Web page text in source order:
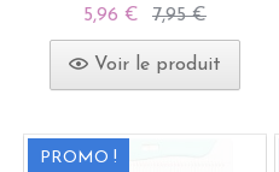
5,96 € 7,95 €
Voir le produit
PROMO !